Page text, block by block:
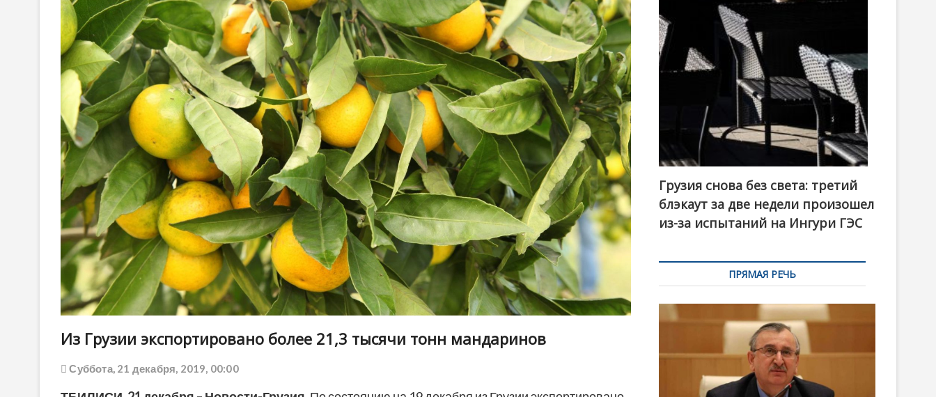
Из Грузии экспортировано более 21,3 тысячи тонн мандаринов
Суббота, 21 декабря, 2019, 00:00
Грузия снова без света: третий
блэкаут за две недели произошел
из-за испытаний на Ингури ГЭС
ПРЯМАЯ РЕЧЬ